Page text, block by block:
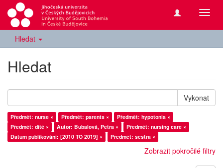
Hledat
Hledat
Vykonat
Předmět: nurse × Předmět: parents ×
Předmět: hypotonia ×
Předmět: dítě ×
Autor: Bubalová, Petra ×
Předmět: nursing care ×
Datum publikování: [2010 TO 2019] ×
Předmět: sestra ×
Zobrazit pokročilé filtry